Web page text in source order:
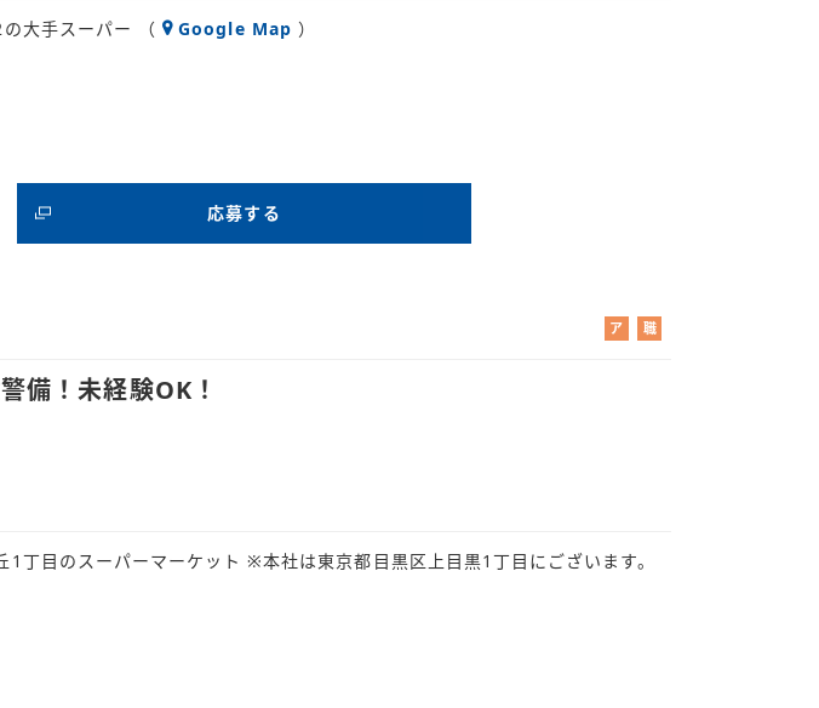
大手スーパー （ Google Map ）
応募する
ア
職
備！未経験OK！
1丁目のスーパーマーケット ※本社は東京都目黒区上目黒1丁目にございます。